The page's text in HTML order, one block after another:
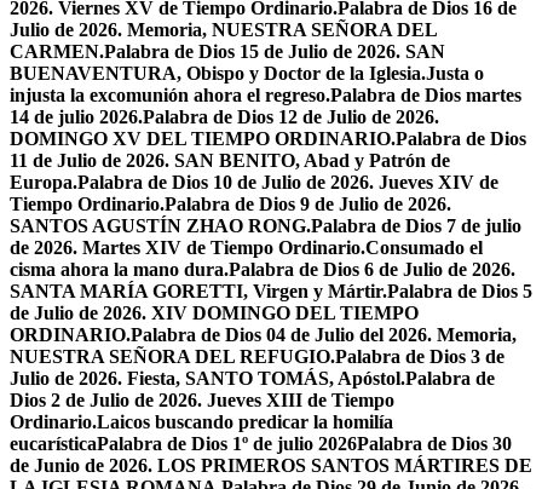
2026. Viernes XV de Tiempo Ordinario.Palabra de Dios 16 de
Julio de 2026. Memoria, NUESTRA SEÑORA DEL
CARMEN.Palabra de Dios 15 de Julio de 2026. SAN
BUENAVENTURA, Obispo y Doctor de la Iglesia.Justa o
injusta la excomunión ahora el regreso.Palabra de Dios martes
14 de julio 2026.Palabra de Dios 12 de Julio de 2026.
DOMINGO XV DEL TIEMPO ORDINARIO.Palabra de Dios
11 de Julio de 2026. SAN BENITO, Abad y Patrón de
Europa.Palabra de Dios 10 de Julio de 2026. Jueves XIV de
Tiempo Ordinario.Palabra de Dios 9 de Julio de 2026.
SANTOS AGUSTÍN ZHAO RONG.Palabra de Dios 7 de julio
de 2026. Martes XIV de Tiempo Ordinario.Consumado el
cisma ahora la mano dura.Palabra de Dios 6 de Julio de 2026.
SANTA MARÍA GORETTI, Virgen y Mártir.Palabra de Dios 5
de Julio de 2026. XIV DOMINGO DEL TIEMPO
ORDINARIO.Palabra de Dios 04 de Julio del 2026. Memoria,
NUESTRA SEÑORA DEL REFUGIO.Palabra de Dios 3 de
Julio de 2026. Fiesta, SANTO TOMÁS, Apóstol.Palabra de
Dios 2 de Julio de 2026. Jueves XIII de Tiempo
Ordinario.Laicos buscando predicar la homilía
eucarísticaPalabra de Dios 1º de julio 2026Palabra de Dios 30
de Junio de 2026. LOS PRIMEROS SANTOS MÁRTIRES DE